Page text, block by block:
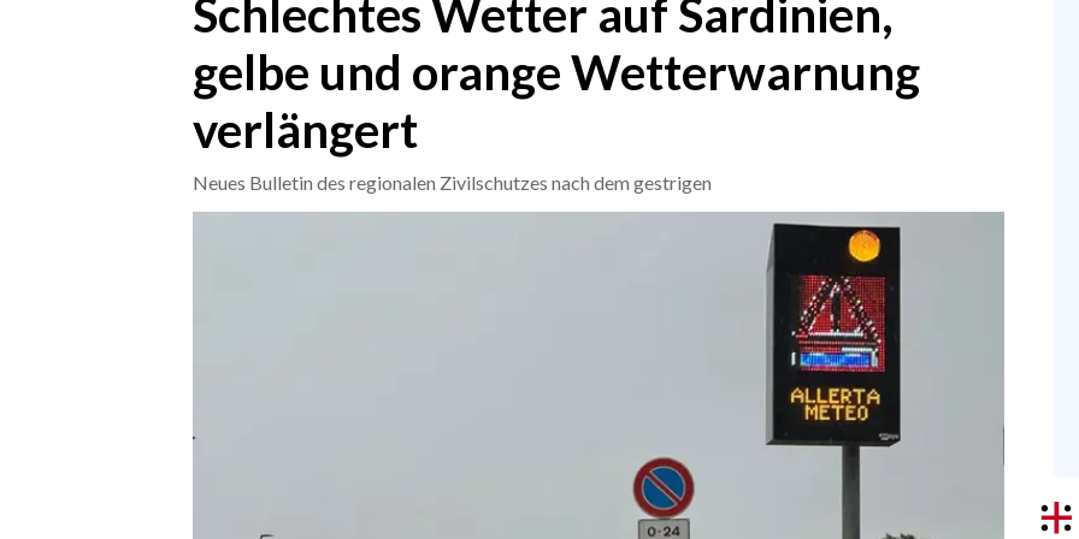
Schlechtes Wetter auf Sardinien,
gelbe und orange Wetterwarnung
verlängert
Neues Bulletin des regionalen Zivilschutzes nach dem gestrigen